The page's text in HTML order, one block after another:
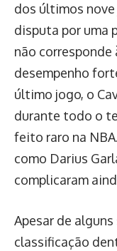
dos últimos
disputa por uma
não
desempenho
último jogo, o
durante todo o
feito raro na
como Darius
complicaram
Apesar de
classificação